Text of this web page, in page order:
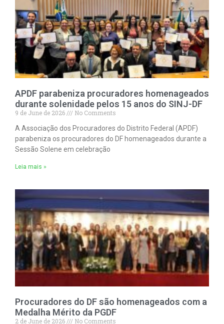
APDF parabeniza procuradores homenageados
durante solenidade pelos 15 anos do SINJ-DF
9 de June de 2026
No Comments
A Associação dos Procuradores do Distrito Federal (APDF)
parabeniza os procuradores do DF homenageados durante a
Sessão Solene em celebração
Leia mais »
Procuradores do DF são homenageados com a
Medalha Mérito da PGDF
2 de June de 2026
No Comments